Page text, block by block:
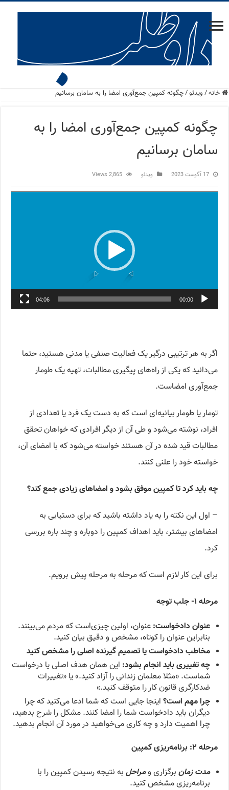
خانه/ ویدئو/چگونه کمپین جمع‌آوری امضا را به سامان برسانیم
چگونه کمپین جمع‌آوری امضا را به
سامان برسانیم
17 آگوست 2023 ویدئو 2,865 Views
00:00
04:06
اگر به هر ترتیبی درگیر یک فعالیت صنفی یا مدنی هستید، حتما
می‌دانید که یکی از راه‌های پیگیری مطالبات، تهیه یک طومار
جمع‌آوری امضاست.
تومار یا طومار بیانیه‌‌ای است که به دست یک فرد یا تعدادی از
افراد، نوشته می‌شود و طی آن از دیگر افرادی که خواهان تحقق
مطالبات قید شده در آن هستند خواسته می‌شود که با امضای آن،
خواسته خود را علنی کنند.
چه باید کرد تا کمپین موفق بشود و امضاهای زیادی جمع کند؟
– اول این نکته را به یاد داشته باشید که برای دستیابی به
امضاهای بیشتر، باید اهداف کمپین را دوباره و چند باره بررسی
کرد.
برای این کار لازم است که مرحله به مرحله پیش برویم.
مرحله ۱- جلب توجه
عنوان دادخواست:عنوان، اولین چیزی‌است که مردم می‌بینند.
بنابراین عنوان را کوتاه، مشخص و دقیق بیان کنید.
مخاطب دادخواست یا تصمیم گیرنده اصلی را مشخص کنید
چه تغییری باید انجام بشود: این همان هدف اصلی یا درخواست
شماست. «مثلا معلمان زندانی را آزاد کنید.» یا «تغییرات
ضدکارگری قانون کار را متوقف کنید.»
چرا مهم است؟ اینجا جایی است که شما ادعا می‌کنید که چرا
دیگران باید دادخواست شما را امضا کنند. مشکل را شرح بدهید،
چرا اهمیت دارد و چه کاری می‌خواهید در مورد آن انجام بدهید.
مرحله ۲: برنامه‌ریزی کمپین
مدت زمان برگزاری ومراحل به نتیجه رسیدن کمپین را با
برنامه‌ریزی مشخص کنید.